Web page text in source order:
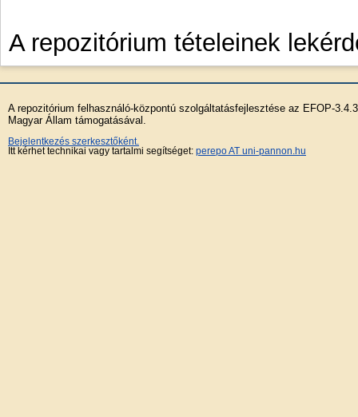
A repozitórium tételeinek
A repozitórium felhasználó-központú szolgáltatásfejlesztése az EFOP-
Magyar Állam támogatásával.
Bejelentkezés szerkesztőként.
Itt kérhet technikai vagy tartalmi segítséget: perepo AT uni-pannon.hu